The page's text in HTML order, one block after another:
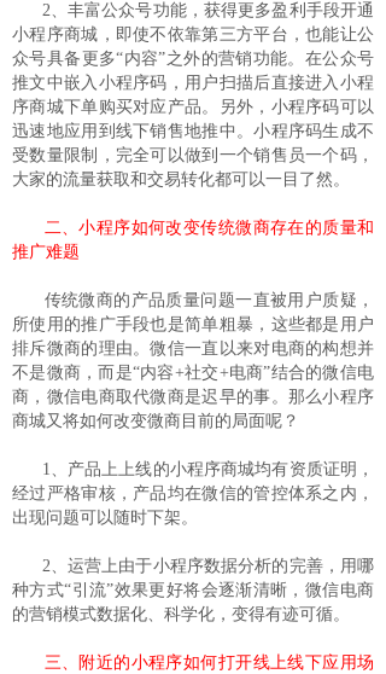
2、丰富公众号功能，获得更多盈利手段开通
小程序商城，即使不依靠第三方平台，也能让公
众号具备更多“内容”之外的营销功能。在公众号
推文中嵌入小程序码，用户扫描后直接进入小程
序商城下单购买对应产品。另外，小程序码可以
迅速地应用到线下销售地推中。小程序码生成不
受数量限制，完全可以做到一个销售员一个码，
大家的流量获取和交易转化都可以一目了然。
二、小程序如何改变传统微商存在的质量和
推广难题
传统微商的产品质量问题一直被用户质疑，
所使用的推广手段也是简单粗暴，这些都是用户
排斥微商的理由。微信一直以来对电商的构想并
不是微商，而是“内容+社交+电商”结合的微信电
商，微信电商取代微商是迟早的事。那么小程序
商城又将如何改变微商目前的局面呢？
1、产品上上线的小程序商城均有资质证明，
经过严格审核，产品均在微信的管控体系之内，
出现问题可以随时下架。
2、运营上由于小程序数据分析的完善，用哪
种方式“引流”效果更好将会逐渐清晰，微信电商
的营销模式数据化、科学化，变得有迹可循。
三、附近的小程序如何打开线上线下应用场